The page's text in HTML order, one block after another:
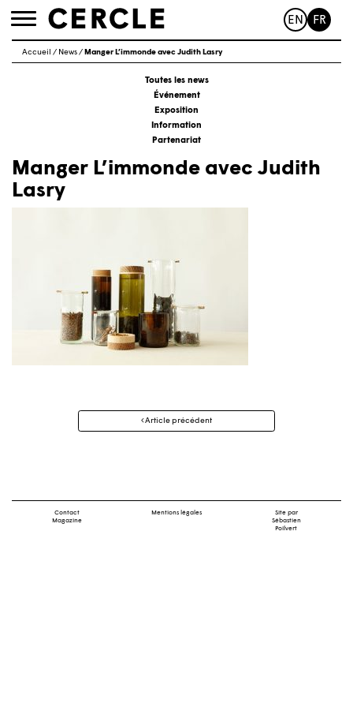
Toggle
EN FR
Accueil / News/ Manger L’immonde avec Judith Lasry
Toutes les news
Événement
Exposition
Information
Partenariat
Manger L’immonde avec Judith
Lasry
Navigation
Article précédent
Contact
Magazine
Mentions légales
Site par
Sébastien
Poilvert